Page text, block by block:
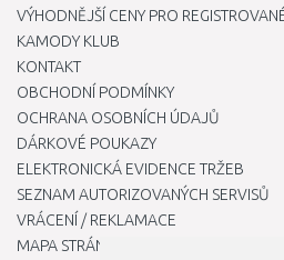
VÝHODNĚJŠÍ CENY PRO
KAMODY KLUB
KONTAKT
OBCHODNÍ PODMÍNKY
OCHRANA OSOBNÍCH ÚDAJŮ
DÁRKOVÉ POUKAZY
ELEKTRONICKÁ EVIDENCE TRŽEB
SEZNAM AUTORIZOVANÝCH SERVISŮ
VRÁCENÍ / REKLAMACE
MAPA STRÁNKY